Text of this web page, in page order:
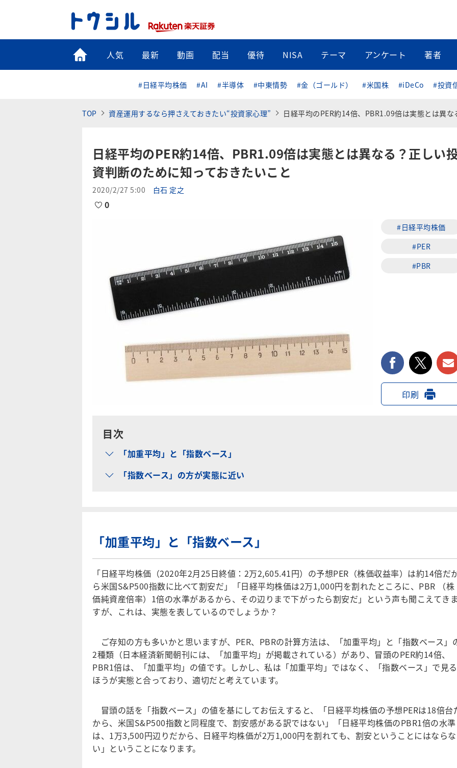
トップ
人気 最新 動画 配当 優待 NISA テーマ アンケート 著者
#日経平均株価 #AI #半導体 #中東情勢 #金（ゴールド） #米国株 #iDeCo #投資
TOP 資産運用するなら押さえておきたい“投資家心理” 日経平均のPER約14倍、PBR1.09倍は実態とは異なる？正しい投資判断のために知っておきたい
日経平均のPER約14倍、PBR1.09倍は実態とは異なる？正しい
資判断のために知っておきたいこと
2020/2/27 5:00 白石 定之
0
#日経平均株価
#PER
#PBR
facebook
印刷
目次
「加重平均」と「指数ベース」
「指数ベース」の方が実態に近い
「加重平均」と「指数ベース」
「日経平均株価（2020年2月25日終値：2万2,605.41円）の予想PER（株価収益率）は約14倍だ
ら米国S&P500指数に比べて割安だ」「日経平均株価は2万1,000円を割れたところに、PBR （株
価純資産倍率）1倍の水準があるから、その辺りまで下がったら割安だ」という声も聞こえてき
すが、これは、実態を表しているのでしょうか？
ご存知の方も多いかと思いますが、PER、PBRの計算方法は、「加重平均」と「指数ベース」
2種類（日本経済新聞朝刊には、「加重平均」が掲載されている）があり、冒頭のPER約14倍、
PBR1倍は、「加重平均」の値です。しかし、私は「加重平均」ではなく、「指数ベース」で見る
ほうが実態と合っており、適切だと考えています。
冒頭の話を「指数ベース」の値を基にしてお伝えすると、「日経平均株価の予想PERは18倍台
から、米国S&P500指数と同程度で、割安感がある訳ではない」「日経平均株価のPBR1倍の水準
は、1万3,500円辺りだから、日経平均株価が2万1,000円を割れても、割安ということにはならな
い」ということになります。